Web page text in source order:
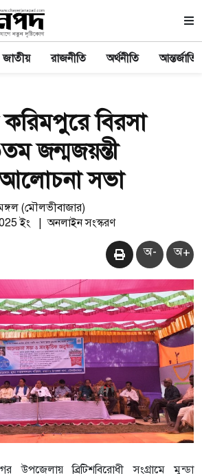
জাতীয় রাজনীতি অর্থনীতি
বিরসা
জন্মজয়ন্তী
সভা
(মৌলভীবাজার)
ইং
অনলাইন সংস্করণ
অ- অ+
উপজেলায় ব্রিটিশবিরোধী সংগ্রামে মুন্ডা